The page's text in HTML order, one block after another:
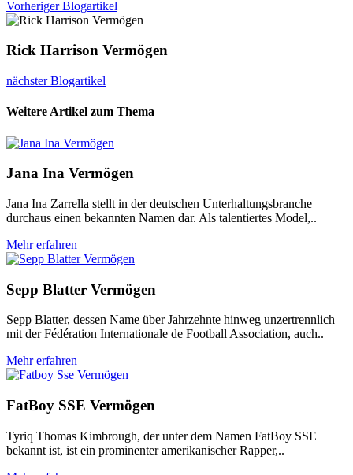
Vorheriger Blogartikel
Rick Harrison Vermögen
nächster Blogartikel
Weitere Artikel zum Thema
Jana Ina Vermögen
Jana Ina Zarrella stellt in der deutschen Unterhaltungsbranche
durchaus einen bekannten Namen dar. Als talentiertes Model,..
Mehr erfahren
Sepp Blatter Vermögen
Sepp Blatter, dessen Name über Jahrzehnte hinweg unzertrennlich
mit der Fédération Internationale de Football Association, auch..
Mehr erfahren
FatBoy SSE Vermögen
Tyriq Thomas Kimbrough, der unter dem Namen FatBoy SSE
bekannt ist, ist ein prominenter amerikanischer Rapper,..